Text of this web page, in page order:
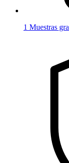
1 Muestras